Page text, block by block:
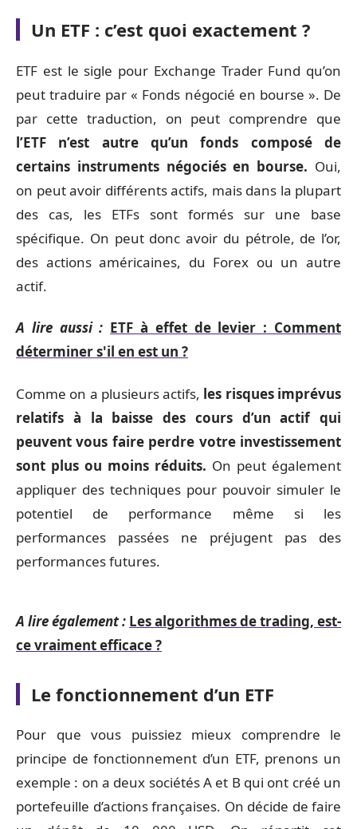
Un ETF : c’est quoi exactement ?
ETF est le sigle pour Exchange Trader Fund qu’on
peut traduire par « Fonds négocié en bourse ». De
par cette traduction, on peut comprendre que
l’ETF n’est autre qu’un fonds composé de
certains instruments négociés en bourse. Oui,
on peut avoir différents actifs, mais dans la plupart
des cas, les ETFs sont formés sur une base
spécifique. On peut donc avoir du pétrole, de l’or,
des actions américaines, du Forex ou un autre
actif.
A lire aussi : ETF à effet de levier : Comment
déterminer s'il en est un ?
Comme on a plusieurs actifs, les risques imprévus
relatifs à la baisse des cours d’un actif qui
peuvent vous faire perdre votre investissement
sont plus ou moins réduits. On peut également
appliquer des techniques pour pouvoir simuler le
potentiel de performance même si les
performances passées ne préjugent pas des
performances futures.
A lire également : Les algorithmes de trading, est-
ce vraiment efficace ?
Le fonctionnement d’un ETF
Pour que vous puissiez mieux comprendre le
principe de fonctionnement d’un ETF, prenons un
exemple : on a deux sociétés A et B qui ont créé un
portefeuille d’actions françaises. On décide de faire